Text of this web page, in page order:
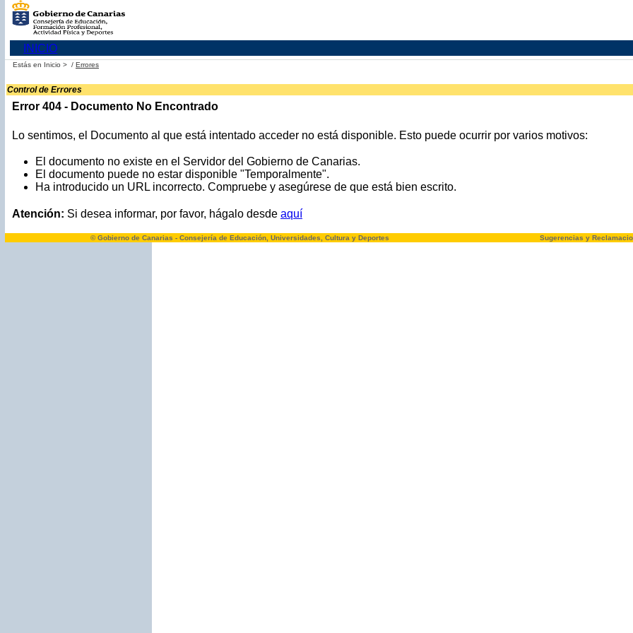
INICIO
Estás en Inicio > / Errores
Control de Errores
Error 404 - Documento No Encontrado
Lo sentimos, el Documento al que está intentado acceder no está disponible. Esto puede ocurrir por varios motivos:
El documento no existe en el Servidor del Gobierno de Canarias.
El documento puede no estar disponible "Temporalmente".
Ha introducido un URL incorrecto. Compruebe y asegúrese de que está bien escrito.
Atención: Si desea informar, por favor, hágalo desde aquí
© Gobierno de Canarias - Consejería de Educación, Universidades, Cultura y Deportes Sugerencias y